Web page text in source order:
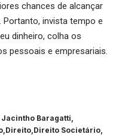
chances de alcançar
invista tempo e
dinheiro, colha os
pessoais e empresariais.
Baragatti
Direito Direito Societário